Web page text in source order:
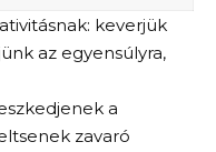
keverjük
az egyensúlyra,
a
zavaró